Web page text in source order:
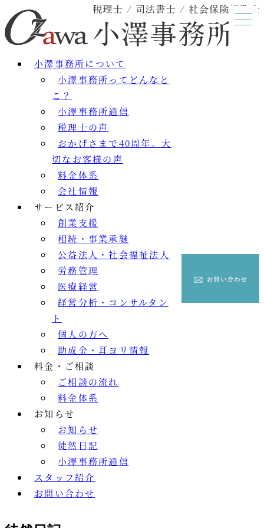
小澤事務所について
小澤事務所ってどんなと
こ？
小澤事務所通信
税理士の声
おかげさまで40周年。大
切なお客様の声
料金体系
会社情報
サービス紹介
創業支援
相続・事業承継
公益法人・社会福祉法人
労務管理
医療経営
経営分析・コンサルタン
ト
個人の方へ
助成金・耳ヨリ情報
料金・ご相談
ご相談の流れ
料金体系
お知らせ
お知らせ
徒然日記
小澤事務所通信
スタッフ紹介
お問い合わせ